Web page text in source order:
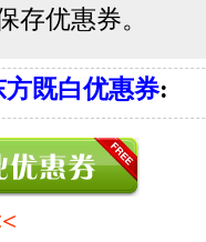
存优惠券。
方既白优惠券: